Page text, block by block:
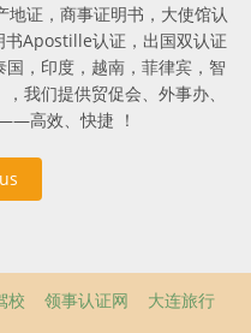
证，商事证明书，大使馆认
Apostille认证，出国双认证
国，印度，越南，菲律宾，智
我们提供贸促会、外事办、
高效、快捷 ！
校 领事认证网
大连旅行